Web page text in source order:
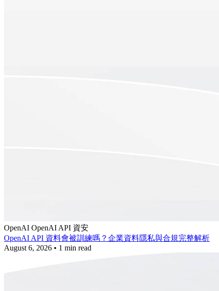
OpenAI OpenAI API 資安
OpenAI API 資料會被訓練嗎？企業資料隱私與合規完整解析
August 6, 2026 • 1 min read